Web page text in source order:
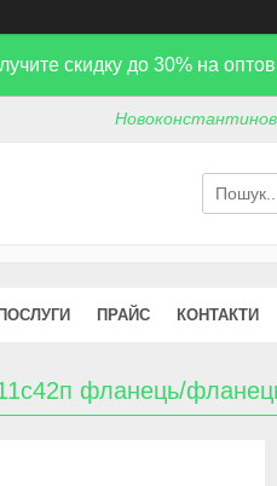
скидку до 30% на
ПРАЙС КОНТАКТИ
фланець/